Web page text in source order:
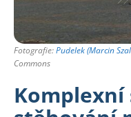
Fotografie:Pudelek (Marcin
Commons
Komplexní